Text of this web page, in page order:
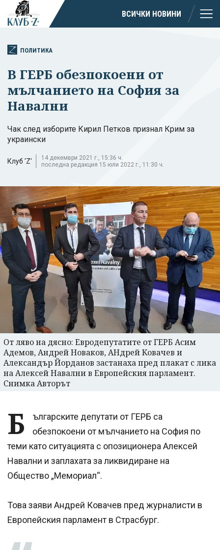
ВСИЧКИ НОВИНИ
ПОЛИТИКА
В ГЕРБ обезпокоени от
мълчанието на София за
Навални
Чак след изборите Кирил Петков признал Крим за
украински
Клуб 'Z'
14 декември 2021 г., 15:36 ч.
последна редакция 15 юли 2022 г., 11:30 ч.
От ляво на дясно: Евродепутатите от ГЕРБ Асим
Адемов, Андрей Новаков, АНдрей Ковачев и
Александър Йорданов застанаха пред плакат с лика
на Алексей Навални в Европейския парламент.
Снимка Авторът
Б
ългарските депутати от ГЕРБ са
обезпокоени от мълчанието на София по
теми като ситуацията с опозиционера Алексей
Навални и заплахата за ликвидиране на
Общество „Мемориал“.
Това заяви Андрей Ковачев пред журналисти в
Европейския парламент в Страсбург.